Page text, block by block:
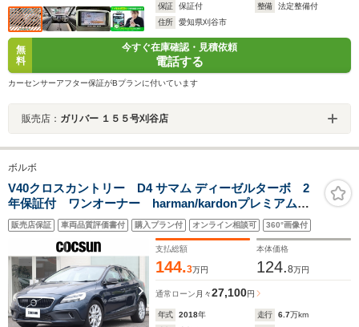
保証
保証付 整備
法定整備付
住所
愛知県刈谷市
無
料
今すぐ在庫確認・見積依頼
電話する
カーセンサーアフター保証がBプランに付いています
販売店： ガリバー １５５号刈谷店
ボルボ
V40クロスカントリー D4 サマム ディーゼルターボ 2
年保証付 ワンオーナー harman/kardonプレミアムオ
ーディオ ソフトベージュ本革シート パワーシート
シートヒーター モダンウッドパネル ドライブレコー
ダー ACC BLIS 禁煙車
販売店保証 車両品質評価書付 購入プラン付 オンライン相談可 360°画像付
支払総額
144.3万円
本体価格
124.8万円
通常ローン 月々27,100円
年式 2018年 走行 6.7万km